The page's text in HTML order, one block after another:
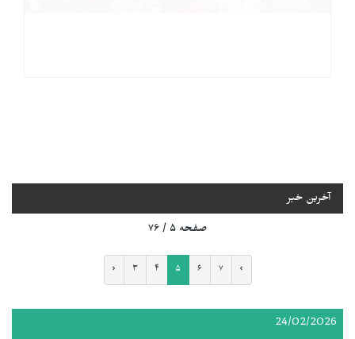
آخرین خبر
صفحه ۵ / ۷۶
‹ ۳ ۴ ۵ ۶ ۷ ›
24/02/2026